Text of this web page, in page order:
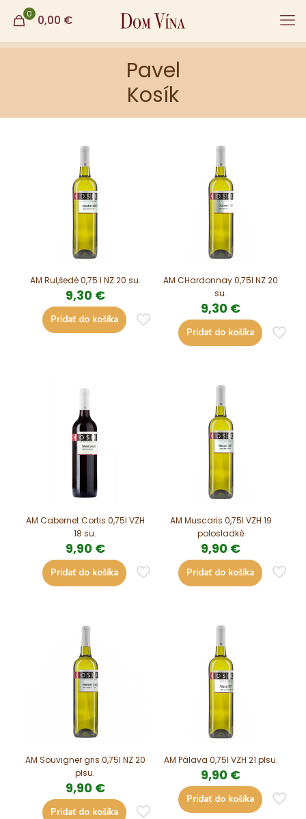
0 0,00 €
Pavel
Kosík
AM Rul,šedé 0,75 l NZ 20 su.
9,30 €
Pridať do košíka
AM CHardonnay 0,75l NZ 20
su.
9,30 €
Pridať do košíka
AM Cabernet Cortis 0,75l VZH
18 su.
9,90 €
Pridať do košíka
AM Muscaris 0,75l VZH 19
polosladké
9,90 €
Pridať do košíka
AM Souvigner gris 0,75l NZ 20
plsu.
9,90 €
Pridať do košíka
AM Pálava 0,75l VZH 21 plsu.
9,90 €
Pridať do košíka